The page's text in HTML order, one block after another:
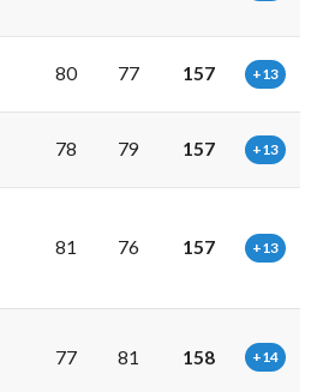
80 77 157 +13
78 79 157 +13
81 76 157 +13
77 81 158 +14